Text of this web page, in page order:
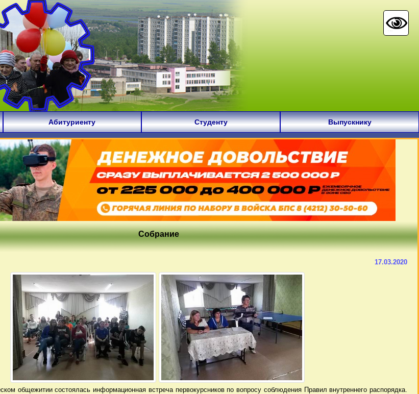
Абитуриенту Студенту Выпускнику
Cобрание
17.03.2020
общежитии состоялась информационная встреча первокурсников по вопросу соблюдения Правил внутреннего распорядка.